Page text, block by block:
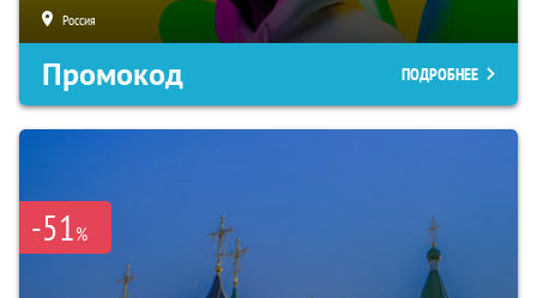
Россия
Промокод ПОДРОБНЕЕ
-51%